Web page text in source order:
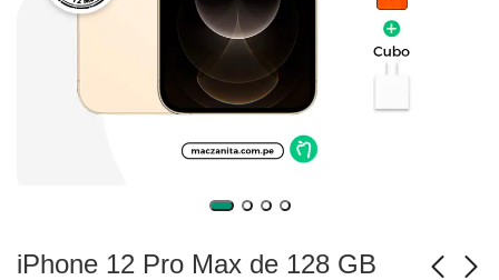
iPhone 12 Pro Max de 128 GB